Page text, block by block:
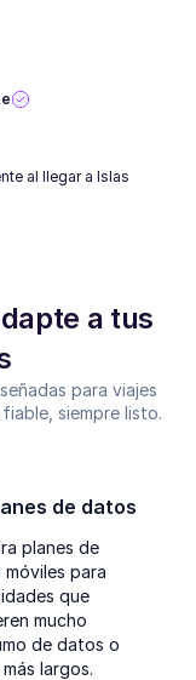
al llegar a Islas
a tus
para viajes
siempre listo.
de datos
planes de
para
que
mucho
de datos o
largos.